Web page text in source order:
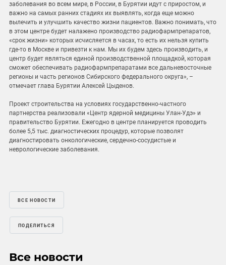
заболевания во всем мире, в России, в Бурятии идут с приростом, и
важно на самых ранних стадиях их выявлять, когда еще можно
вылечить и улучшить качество жизни пациентов. Важно понимать, что
в этом центре будет налажено производство радиофармпрепаратов,
«срок жизни» которых исчисляется в часах, то есть их нельзя купить
где-то в Москве и привезти к нам. Мы их будем здесь производить, и
центр будет являться единой производственной площадкой, которая
сможет обеспечивать радиофармпрепаратами все дальневосточные
регионы и часть регионов Сибирского федерального округа», –
отмечает глава Бурятии Алексей Цыденов.
Проект строительства на условиях государственно-частного
партнерства реализовали «Центр ядерной медицины Улан-Удэ» и
правительство Бурятии. Ежегодно в центре планируется проводить
более 5,5 тыс. диагностических процедур, которые позволят
диагностировать онкологические, сердечно-сосудистые и
неврологические заболевания.
ВСЕ НОВОСТИ
ПОДЕЛИТЬСЯ
Все новости